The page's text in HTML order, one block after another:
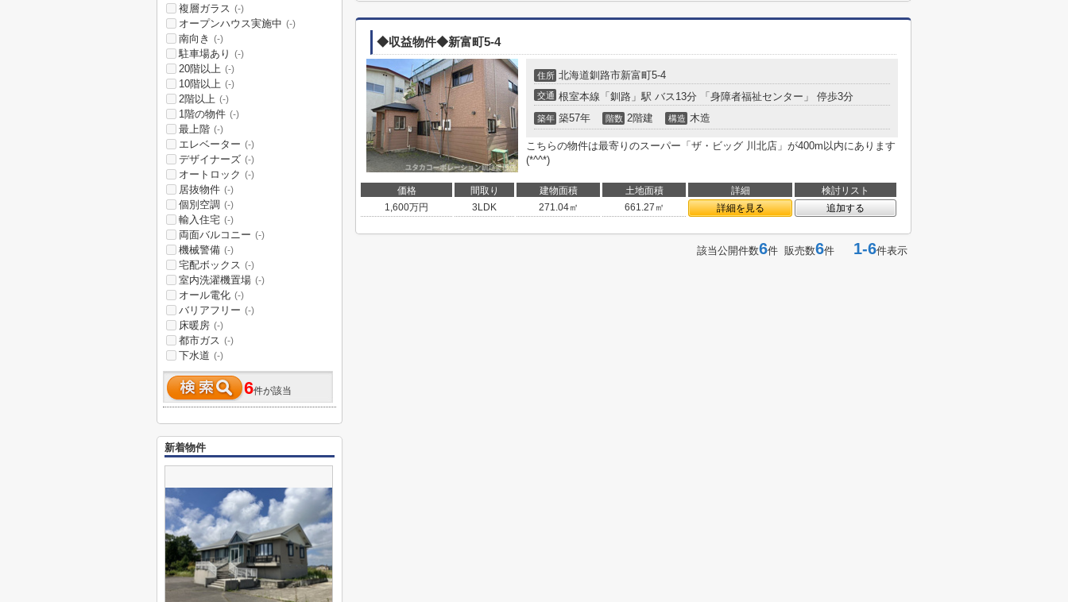
◆収益物件◆新富町5-4
住所 北海道釧路市新富町5-4
交通 根室本線 「 釧路 」駅 バス13分 「身障者福祉センター」 停歩3分
築年 築57年 階数 2階建 構造 木造
こちらの物件は最寄りのスーパー「ザ・ビッグ 川北店」が400m以内にあります
(*^^*)
価格 間取り 建物面積 土地面積 詳細
検討リスト
1,600万円 3LDK 271.04㎡ 661.27㎡ 詳細を見る 追加する
該当公開件数6件 販売数6件 1-6件表示
複層ガラス (-)
オープンハウス実施中 (-)
南向き (-)
駐車場あり (-)
20階以上 (-)
10階以上 (-)
2階以上 (-)
1階の物件 (-)
最上階 (-)
エレベーター (-)
デザイナーズ (-)
オートロック (-)
居抜物件 (-)
個別空調 (-)
輸入住宅 (-)
両面バルコニー (-)
機械警備 (-)
宅配ボックス (-)
室内洗濯機置場 (-)
オール電化 (-)
バリアフリー (-)
床暖房 (-)
都市ガス (-)
下水道 (-)
6件が該当
新着物件